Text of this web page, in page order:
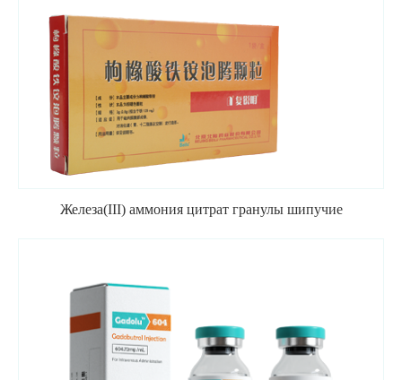
Железа(III) аммония цитрат гранулы шипучие